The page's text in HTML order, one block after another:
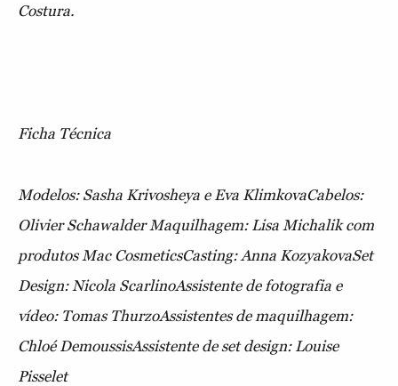
Costura.
Ficha Técnica
Modelos: Sasha Krivosheya e Eva KlimkovaCabelos:
Olivier Schawalder Maquilhagem: Lisa Michalik com
produtos Mac CosmeticsCasting: Anna KozyakovaSet
Design: Nicola ScarlinoAssistente de fotografia e
vídeo: Tomas ThurzoAssistentes de maquilhagem:
Chloé DemoussisAssistente de set design: Louise
Pisselet